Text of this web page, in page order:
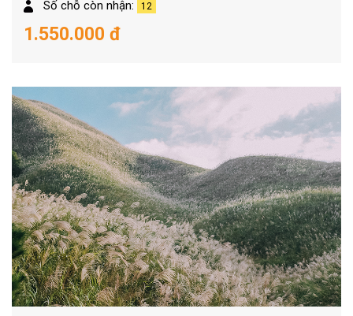
Số chỗ còn nhận: 12
1.550.000 đ